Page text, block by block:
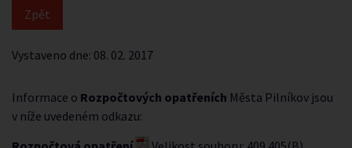
Vystaveno dne: 08. 02. 2017
Informace o Rozpočtových opatřeních Města Pilníkov jsou
v níže uvedeném odkazu: